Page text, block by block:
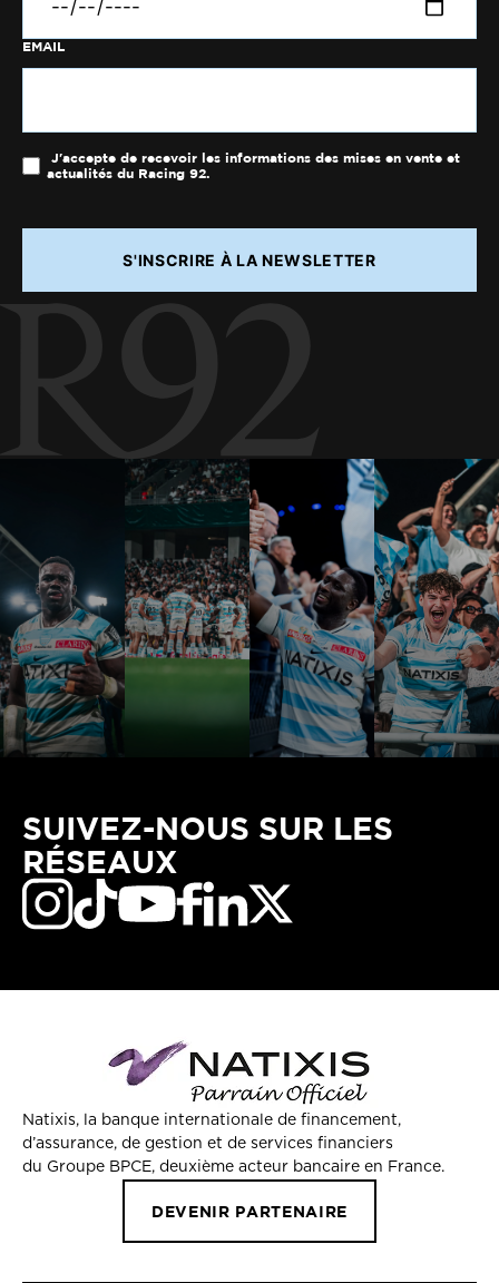
EMAIL
J'accepte de recevoir les informations des mises en vente et
actualités du Racing 92.
S'INSCRIRE À LA NEWSLETTER
SUIVEZ-NOUS SUR LES
RÉSEAUX
Natixis, la banque internationale de financement,
d’assurance, de gestion et de services financiers
du Groupe BPCE, deuxième acteur bancaire en France.
DEVENIR PARTENAIRE